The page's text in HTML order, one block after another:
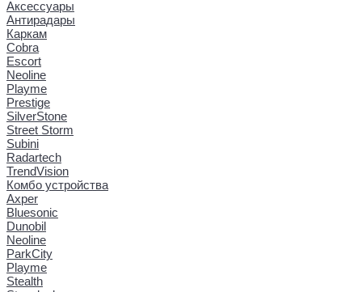
Аксессуары
Антирадары
Каркам
Cobra
Escort
Neoline
Playme
Prestige
SilverStone
Street Storm
Subini
Radartech
TrendVision
Комбо устройства
Axper
Bluesonic
Dunobil
Neoline
ParkCity
Playme
Stealth